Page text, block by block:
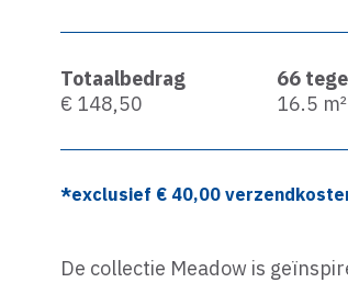
Totaalbedrag
€ 148,50
66
16.5 m²
*exclusief € 40,00
De collectie Meadow is